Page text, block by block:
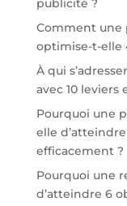
publicité ?
Comment une
optimise-t-elle
À qui
avec 10 leviers
Pourquoi une
elle
efficacement ?
Pourquoi une
d’atteindre 6